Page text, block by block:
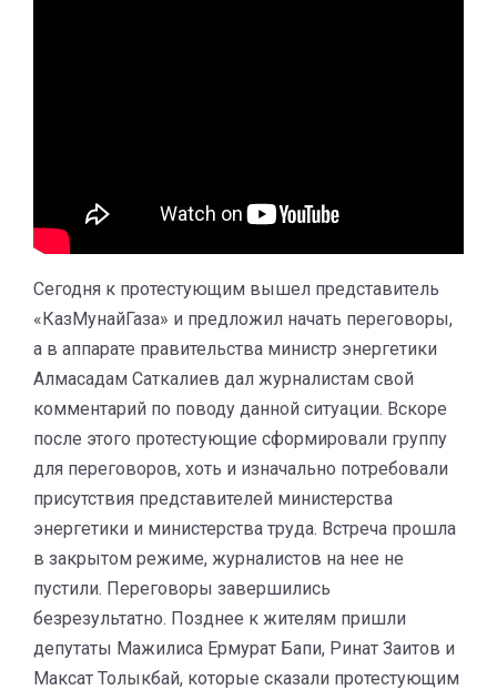
Сегодня к протестующим вышел представитель
«КазМунайГаза» и предложил начать переговоры,
а в аппарате правительства министр энергетики
Алмасадам Саткалиев дал журналистам свой
комментарий по поводу данной ситуации. Вскоре
после этого протестующие сформировали группу
для переговоров, хоть и изначально потребовали
присутствия представителей министерства
энергетики и министерства труда. Встреча прошла
в закрытом режиме, журналистов на нее не
пустили. Переговоры завершились
безрезультатно. Позднее к жителям пришли
депутаты Мажилиса Ермурат Бапи, Ринат Заитов и
Максат Толыкбай, которые сказали протестующим